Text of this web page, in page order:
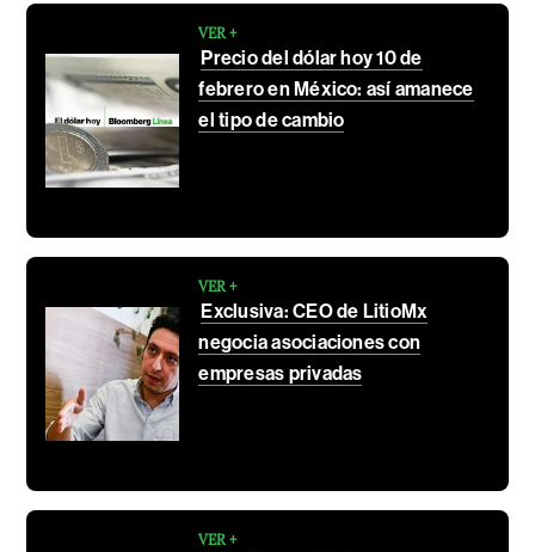
VER +
Precio del dólar hoy 10 de
febrero en México: así amanece
el tipo de cambio
VER +
Exclusiva: CEO de LitioMx
negocia asociaciones con
empresas privadas
VER +